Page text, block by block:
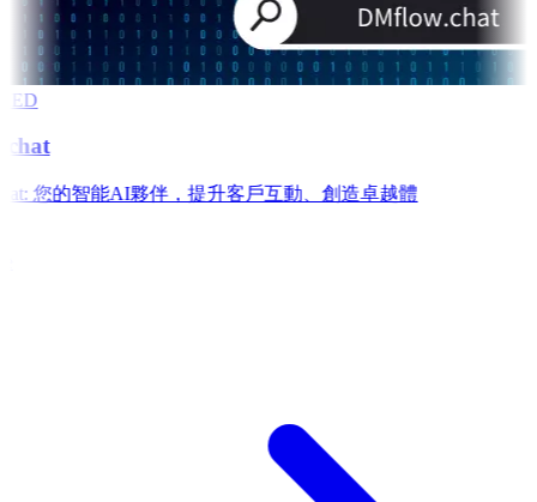
您的智能AI夥伴，提升客戶互動、創造卓越體